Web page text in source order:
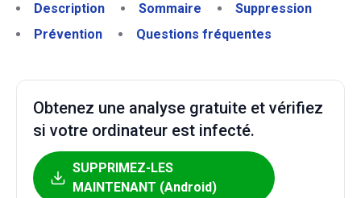
Description
Sommaire
Suppression
Prévention
Questions fréquentes
Obtenez une analyse gratuite et vérifiez
si votre ordinateur est infecté.
SUPPRIMEZ-LES
MAINTENANT (Android)